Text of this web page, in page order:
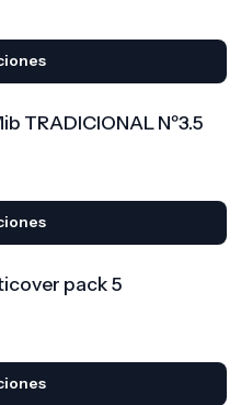
TRADICIONAL Nº3.5
pack 5